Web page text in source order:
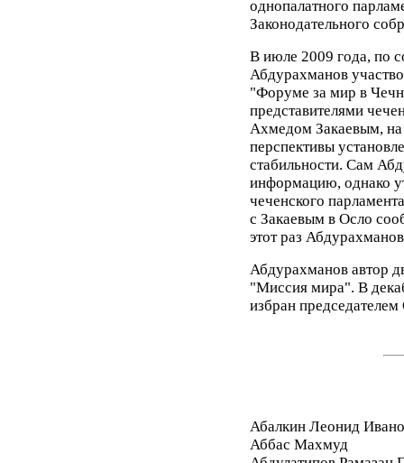
однопалатного
Законодательного
В июле 2009 года, по
Абдурахманов
"Форуме за мир в
представителями
Ахмедом Закаевым,
перспективы
стабильности. Сам
информацию, однако
чеченского
с Закаевым в Осло
этот раз
Абдурахманов автор
"Миссия мира". В
избран
Абалкин Леонид
Аббас Махмуд